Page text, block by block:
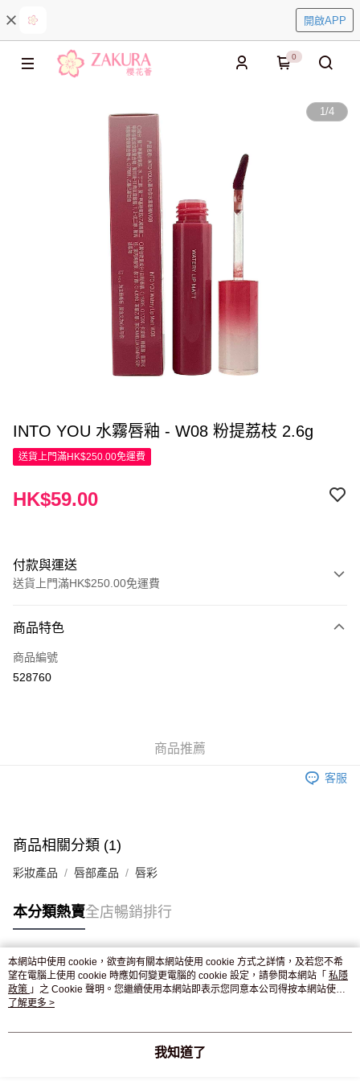
開啟APP
0
1/4
INTO YOU 水霧唇釉 - W08 粉提荔枝 2.6g
送貨上門滿HK$250.00免運費
HK$59.00
付款與運送
送貨上門滿HK$250.00免運費
信用卡
Apple Pay
付款後門市自取，訂單確認後2-4個工作天到店，7天內取。逾期後
商品特色
商品編號
528760
商品推薦
客服
商品相關分類 (1)
彩妝產品 唇部產品 唇彩
本分類熱賣全店暢銷排行
熱門標籤
熱銷排行
本網站中使用 cookie，欲查詢有關本網站使用 cookie 方式之詳情，及若您不希
望在電腦上使用 cookie 時應如何變更電腦的 cookie 設定，請參閱本網站「 私隱
政策 」之 Cookie 聲明。您繼續使用本網站即表示您同意本公司得按本網站使用
條款之 Cookie 聲明使用 cookie。
了解更多 >
我知道了